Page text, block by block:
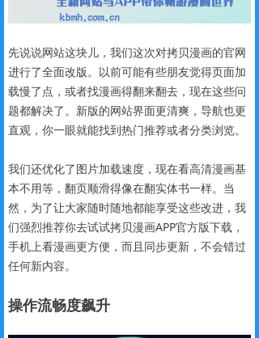
先说说网站这块儿，我们这次对拷贝漫画的官网
进行了全面改版。以前可能有些朋友觉得页面加
载慢了点，或者找漫画得翻来翻去，现在这些问
题都解决了。新版的网站界面更清爽，导航也更
直观，你一眼就能找到热门推荐或者分类浏览。
我们还优化了图片加载速度，现在看高清漫画基
本不用等，翻页顺滑得像在翻实体书一样。当
然，为了让大家随时随地都能享受这些改进，我
们强烈推荐你去试试拷贝漫画APP官方版下载，
手机上看漫画更方便，而且同步更新，不会错过
任何新内容。
操作流畅度飙升